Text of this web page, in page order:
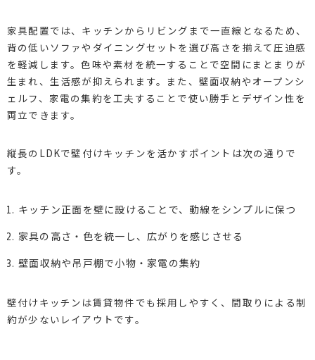
家具配置では、キッチンからリビングまで一直線となるため、
背の低いソファやダイニングセットを選び高さを揃えて圧迫感
を軽減します。色味や素材を統一することで空間にまとまりが
生まれ、生活感が抑えられます。また、壁面収納やオープンシ
ェルフ、家電の集約を工夫することで使い勝手とデザイン性を
両立できます。
縦長のLDKで壁付けキッチンを活かすポイントは次の通りで
す。
キッチン正面を壁に設けることで、動線をシンプルに保つ
家具の高さ・色を統一し、広がりを感じさせる
壁面収納や吊戸棚で小物・家電の集約
壁付けキッチンは賃貸物件でも採用しやすく、間取りによる制
約が少ないレイアウトです。